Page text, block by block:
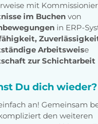
mit
im Buchen von
in ERP-
Arbeitsweise
zur Schichtarbeit
Du dich wieder?
an! Gemeinsam
den weiteren